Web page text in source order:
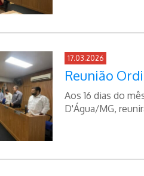
17.03.2026
Reunião
Aos 16 dias do
D'Água/MG,